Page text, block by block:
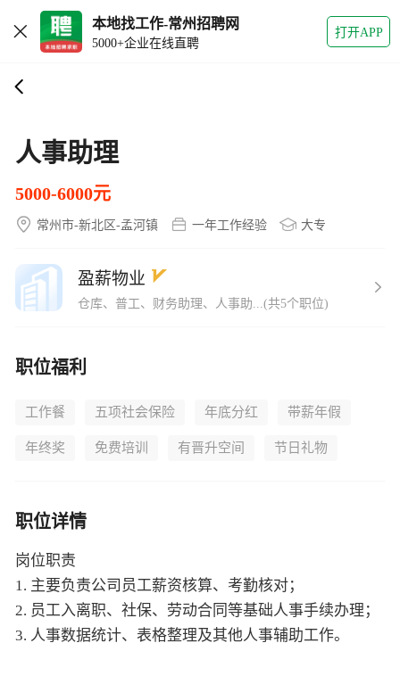
本地找工作-常州招聘网
5000+企业在线直聘
打开APP
人事助理
5000-6000元
常州市-新北区-孟河镇 一年工作经验 大专
盈薪物业
仓库、普工、财务助理、人事助...(共5个职位)
职位福利
工作餐 五项社会保险 年底分红 带薪年假
年终奖 免费培训 有晋升空间 节日礼物
职位详情
岗位职责
1. 主要负责公司员工薪资核算、考勤核对；
2. 员工入离职、社保、劳动合同等基础人事手续办理；
3. 人事数据统计、表格整理及其他人事辅助工作。